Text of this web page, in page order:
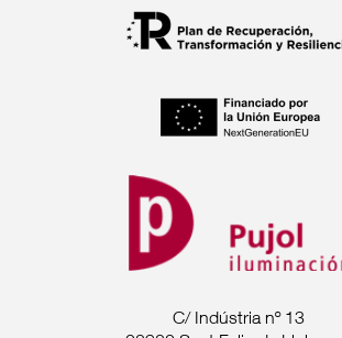
C/ Indústria nº 13